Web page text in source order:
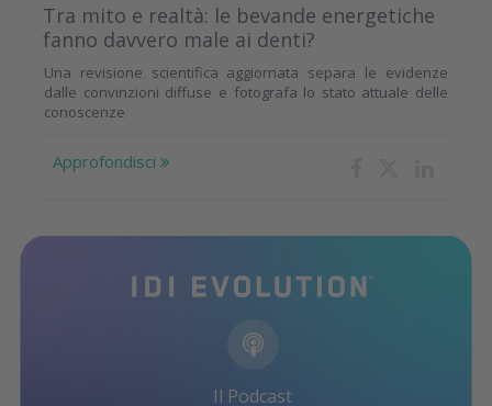
Tra mito e realtà: le bevande energetiche
fanno davvero male ai denti?
Una revisione scientifica aggiornata separa le evidenze
dalle convinzioni diffuse e fotografa lo stato attuale delle
conoscenze
Approfondisci
Il Podcast